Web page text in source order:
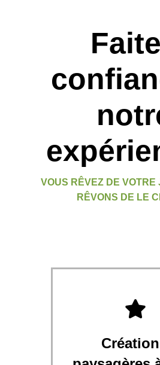
VOUS RÊVEZ DE VOTRE
RÊVONS DE LE